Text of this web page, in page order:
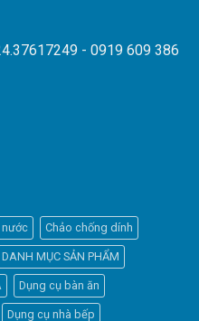
- 0919 609 386
nước Chảo chống dính
DANH MỤC SẢN PHẨM
Dụng cụ bàn ăn
Dụng cụ nhà bếp